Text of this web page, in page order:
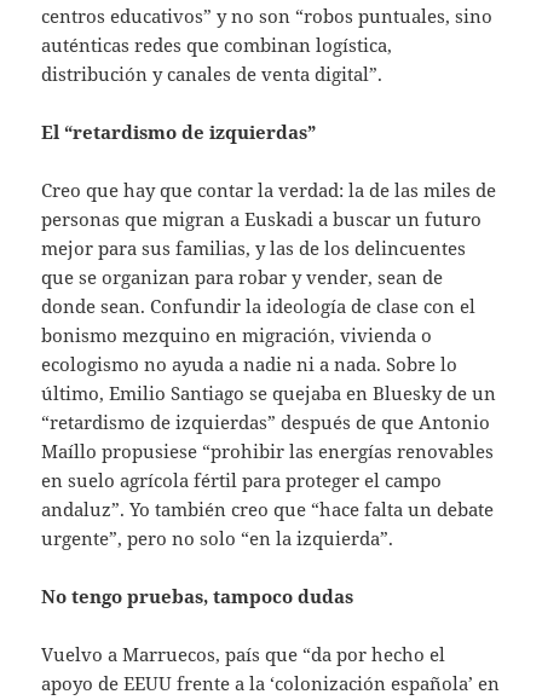
centros educativos” y no son “robos puntuales, sino
auténticas redes que combinan logística,
distribución y canales de venta digital”.
El “retardismo de izquierdas”
Creo que hay que contar la verdad: la de las miles de
personas que migran a Euskadi a buscar un futuro
mejor para sus familias, y las de los delincuentes
que se organizan para robar y vender, sean de
donde sean. Confundir la ideología de clase con el
bonismo mezquino en migración, vivienda o
ecologismo no ayuda a nadie ni a nada. Sobre lo
último, Emilio Santiago se quejaba en Bluesky de un
“retardismo de izquierdas” después de que Antonio
Maíllo propusiese “prohibir las energías renovables
en suelo agrícola fértil para proteger el campo
andaluz”. Yo también creo que “hace falta un debate
urgente”, pero no solo “en la izquierda”.
No tengo pruebas, tampoco dudas
Vuelvo a Marruecos, país que “da por hecho el
apoyo de EEUU frente a la ‘colonización española’ en